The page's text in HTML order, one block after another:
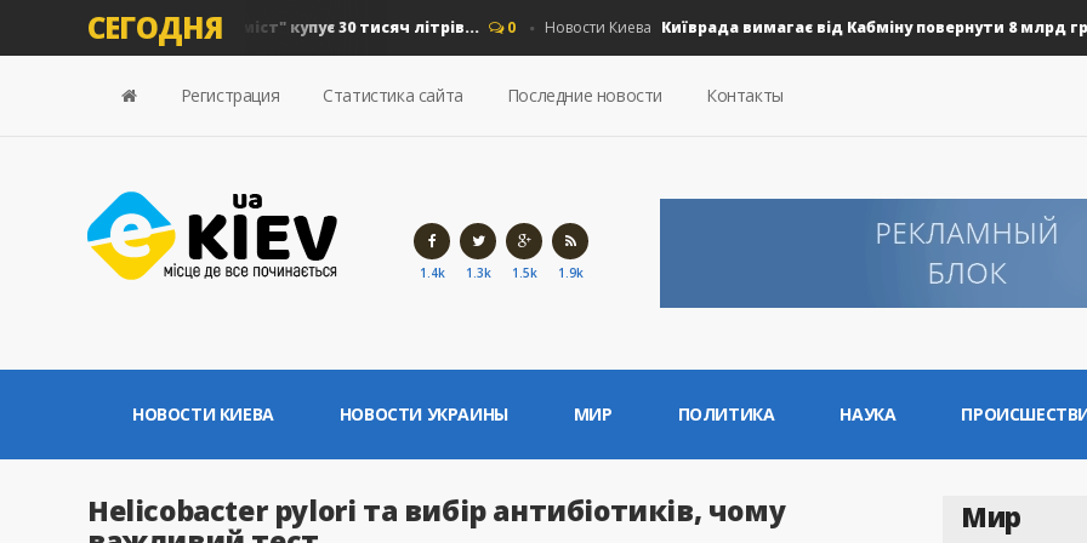
СЕГОДНЯ
дизель: "Київавтошляхміст" купує 30 тисяч літрів... 0 Новости Киева Київрада вимагає від Кабміну повернути 8 млрд грн
Регистрация Статистика сайта Последние новости Контакты
1.4k 1.3k 1.5k 1.9k
НОВОСТИ КИЕВА НОВОСТИ УКРАИНЫ МИР ПОЛИТИКА НАУКА
Helicobacter pylori та вибір антибіотиків, чому Мир